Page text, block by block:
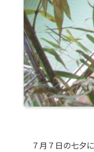
７月７日の七夕